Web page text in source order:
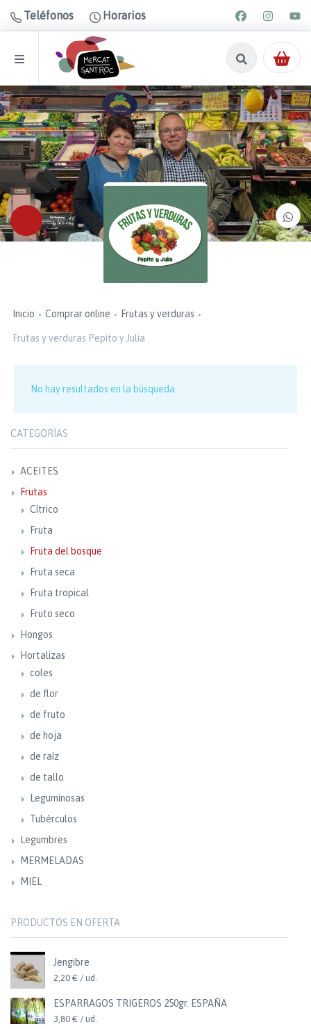
Teléfonos Horarios
Inicio Comprar online Frutas y verduras
Frutas y verduras Pepito y Julia
No hay resultados en la búsqueda
CATEGORÍAS
ACEITES
Frutas
Cítrico
Fruta
Fruta del bosque
Fruta seca
Fruta tropical
Fruto seco
Hongos
Hortalizas
coles
de flor
de fruto
de hoja
de raíz
de tallo
Leguminosas
Tubérculos
Legumbres
MERMELADAS
MIEL
PRODUCTOS EN OFERTA
Jengibre
2,20 € / ud.
ESPARRAGOS TRIGEROS 250gr. ESPAÑA
3,80 € / ud.